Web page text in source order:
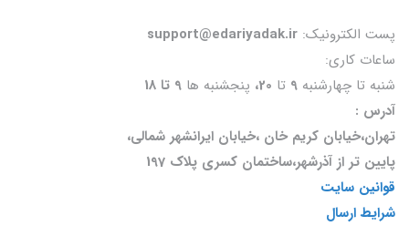
پست الکترونیک:
ساعات کاری:
شنبه تا چهارشنبه 9 تا 20، پنجشنبه ها
آدرس :
تهران،خیابان کریم خان ،خیابان ایرانشهر شمالی،
پایین تر از آذرشهر،ساختمان کسری پلاک 197
قوانین سایت
شرایط ارسال